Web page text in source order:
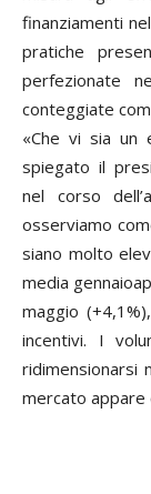
finanziamenti
pratiche
perfezionate
conteggiate
«Che vi sia un
spiegato il
nel corso
osserviamo
siano molto
media
maggio
incentivi. I
ridimensionarsi
mercato appare